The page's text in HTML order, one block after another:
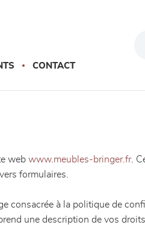
CONTACT
web www.meubles-bringer.fr.
formulaires.
consacrée à la politique de
une description de vos